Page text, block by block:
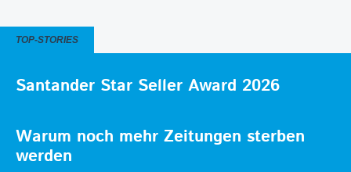
TOP-STORIES
Santander Star Seller Award 2026
Warum noch mehr Zeitungen sterben
werden